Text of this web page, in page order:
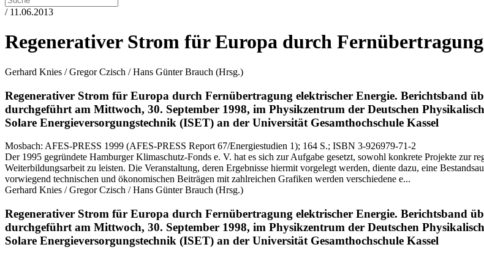
/ 11.06.2013
Regenerativer Strom für Europa durch
Gerhard Knies / Gregor Czisch / Hans Günter Brauch (Hrsg.)
Regenerativer Strom für Europa durch Fernübertragung elektrischer Energie. Berichtsband
durchgeführt am Mittwoch, 30. September 1998, im Physikzentrum der Deutschen
Solare Energieversorgungstechnik (ISET) an der Universität Gesamthochschule Kassel
Mosbach: AFES-PRESS 1999 (AFES-PRESS Report 67/Energiestudien 1); 164 S.; ISBN 3-926979-71-2
Der 1995 gegründete Hamburger Klimaschutz-Fonds e. V. hat es sich zur Aufgabe gesetzt, sowohl konkrete Projekte zur
Weiterbildungsarbeit zu leisten. Die Veranstaltung, deren Ergebnisse hiermit vorgelegt werden, diente dazu, eine
vorwiegend technischen und ökonomischen Beiträgen mit zahlreichen Grafiken werden verschiedene e...
Gerhard Knies / Gregor Czisch / Hans Günter Brauch (Hrsg.)
Regenerativer Strom für Europa durch Fernübertragung elektrischer Energie. Berichtsband
durchgeführt am Mittwoch, 30. September 1998, im Physikzentrum der Deutschen
Solare Energieversorgungstechnik (ISET) an der Universität Gesamthochschule Kassel